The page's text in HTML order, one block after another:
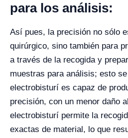
para los análisis:
Así pues, la precisión no sólo
quirúrgico, sino también para
a través de la recogida y
muestras para análisis; esto
electrobisturí es capaz de
precisión, con un menor daño
electrobisturí permite la
exactas de material, lo que